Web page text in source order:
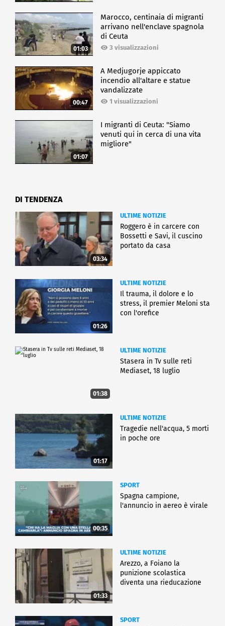
01:03
Marocco, centinaia di migranti
arrivano nell'enclave spagnola
di Ceuta
3 visualizzazioni
00:47
A Medjugorje appiccato
incendio all'altare e statue
vandalizzate
1 visualizzazioni
01:07
I migranti di Ceuta: "Siamo
venuti qui in cerca di una vita
migliore"
DI TENDENZA
03:34
ULTIME NOTIZIE
Roggero è in carcere con
Bossetti e Savi, il cuscino
portato da casa
01:26
ULTIME NOTIZIE
Il trauma, il dolore e lo
stress, il premier Meloni sta
con l'orefice
01:38
ULTIME NOTIZIE
Stasera in Tv sulle reti
Mediaset, 18 luglio
01:17
ULTIME NOTIZIE
Tragedie nell'acqua, 5 morti
in poche ore
00:35
SPORT
Spagna campione,
l'annuncio in aereo è virale
01:33
ULTIME NOTIZIE
Arezzo, a Foiano la
punizione scolastica
diventa una rieducazione
SPORT